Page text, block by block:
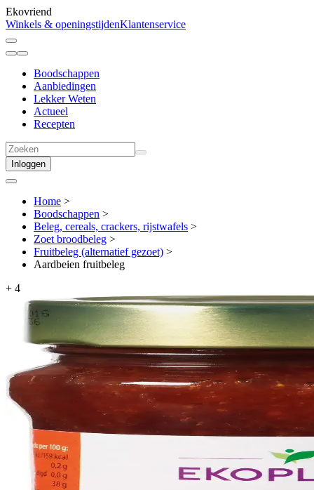
Ekovriend
Winkels & openingstijdenKlantenservice
Boodschappen
Aanbiedingen
Lekker Weten
Actueel
Recepten
Inloggen
Home >
Boodschappen >
Beleg, cereals, crackers, rijstwafels >
Zoet broodbeleg >
Fruitbeleg (alternatief gezoet) >
Aardbeien fruitbeleg
+ 4